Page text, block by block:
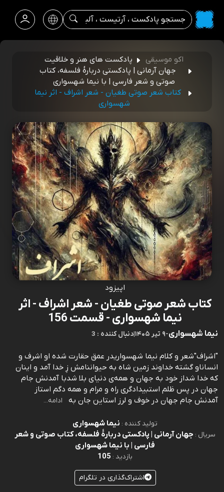
اکو موسیقی
پادکست های هنر و خلاقیت
جهان آرمانی | پادکستی دربارۀ فلسفه، کتاب
صوتی و شعر فارسی | با نیما شهسواری
کتاب شعر صوتی طغیان - شعر اشراف - اثر نیما
شهسواری
اپیزود
کتاب شعر صوتی طغیان - شعر اشراف - اثر
نیما شهسواری - قسمت 156
نیما شهسواری-۹ تیر ۱۴۰۵ |3 : دنبال کننده
"اشراف"شعر و کلام نیما شهسواریدر عمق حقارت شده او اشرف و
انساناو گشته خداوند زمین شاه به حیواننامش زِ خدا آمد و اینان
که خدا شداز خود به جهان و همه‌ی دنیای بلا شدبا آمدنش جام
جهان در پس ظلم استبیدادگری راه و مرام و همه دگم استاز
آمدنش جام جهان در خوف و لرز استاین جان به
ادامه...
تولید کننده : نیما شهسواری
سریال : جهان آرمانی | پادکستی دربارۀ فلسفه، کتاب صوتی و شعر
فارسی | با نیما شهسواری
بازدید : 105
اشتراک‌گذاری در تلگرام